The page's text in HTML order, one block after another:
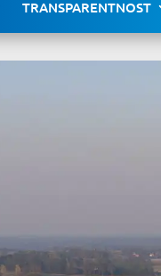
TRANSPARENTNOST